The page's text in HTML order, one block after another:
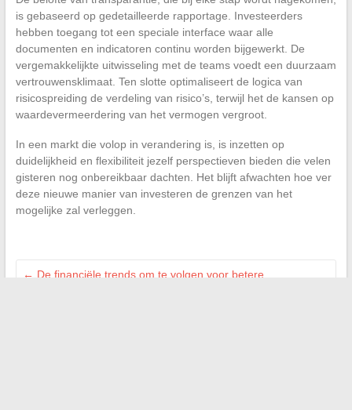
is gebaseerd op gedetailleerde rapportage. Investeerders
hebben toegang tot een speciale interface waar alle
documenten en indicatoren continu worden bijgewerkt. De
vergemakkelijkte uitwisseling met de teams voedt een duurzaam
vertrouwensklimaat. Ten slotte optimaliseert de logica van
risicospreiding de verdeling van risico’s, terwijl het de kansen op
waardevermeerdering van het vermogen vergroot.
In een markt die volop in verandering is, is inzetten op
duidelijkheid en flexibiliteit jezelf perspectieven bieden die velen
gisteren nog onbereikbaar dachten. Het blijft afwachten hoe ver
deze nieuwe manier van investeren de grenzen van het
mogelijke zal verleggen.
← De financiële trends om te volgen voor betere